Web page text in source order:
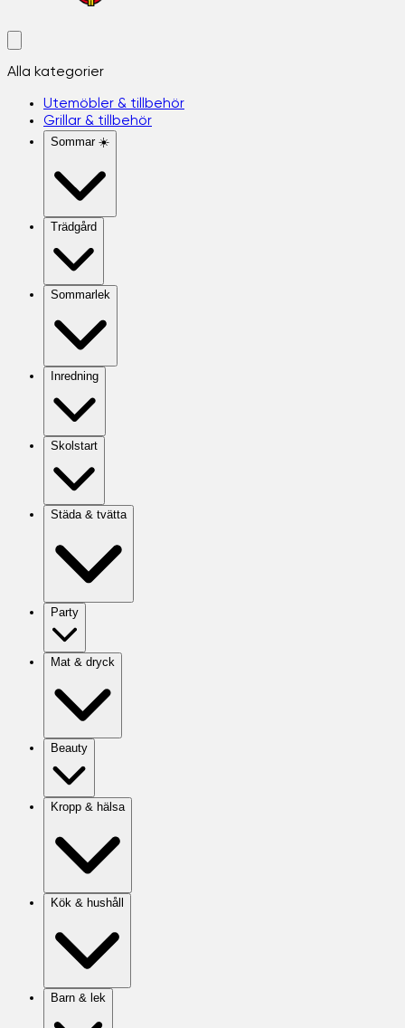
Alla kategorier
Utemöbler & tillbehör
Grillar & tillbehör
Sommar ☀️
Trädgård
Sommarlek
Inredning
Skolstart
Städa & tvätta
Party
Mat & dryck
Beauty
Kropp & hälsa
Kök & hushåll
Barn & lek